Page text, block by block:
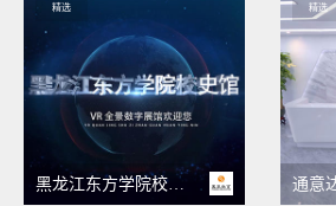
精选
黑龙江东方学院校史馆
精选